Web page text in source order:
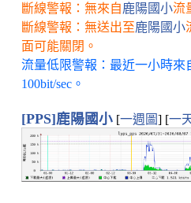
斷線警報：無來自鹿陽國小流
斷線警報：無送出至鹿陽國小
面可能關閉。
流量低限警報：最近一小時來
100bit/sec。
[PPS]鹿陽國小 [一週圖] [一